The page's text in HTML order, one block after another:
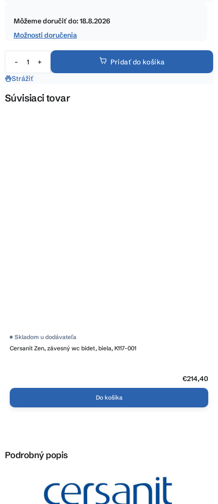
cena:
Môžeme doručiť do:18.8.2026
Možnosti doručenia
Pridať do košíka
Strážiť
Súvisiaci tovar
Cersanit Zen, závesný wc bidet, biela, K117-001
Skladom u dodávateľa
€214,40
Do košíka
Podrobný popis